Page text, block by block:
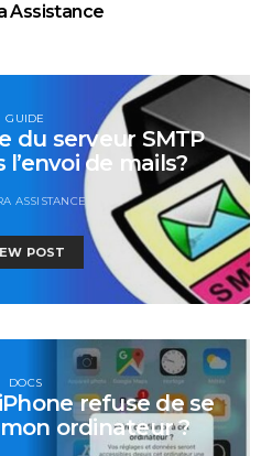
Assistance
GUIDE
du serveur SMTP
de mails?
ASSISTANCE
POST
DOCS
refuse de se
ordinateur ?